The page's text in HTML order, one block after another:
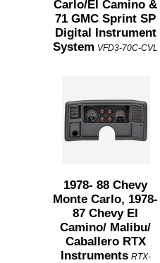
Carlo/El Camino &
71 GMC Sprint SP
Digital Instrument
System VFD3-70C-CVL
1978- 88 Chevy
Monte Carlo, 1978-
87 Chevy El
Camino/ Malibu/
Caballero RTX
Instruments RTX-